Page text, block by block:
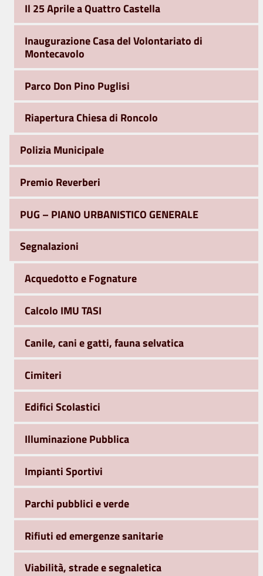
Il 25 Aprile a Quattro Castella
Inaugurazione Casa del Volontariato di
Montecavolo
Parco Don Pino Puglisi
Riapertura Chiesa di Roncolo
Polizia Municipale
Premio Reverberi
PUG – PIANO URBANISTICO GENERALE
Segnalazioni
Acquedotto e Fognature
Calcolo IMU TASI
Canile, cani e gatti, fauna selvatica
Cimiteri
Edifici Scolastici
Illuminazione Pubblica
Impianti Sportivi
Parchi pubblici e verde
Rifiuti ed emergenze sanitarie
Viabilità, strade e segnaletica